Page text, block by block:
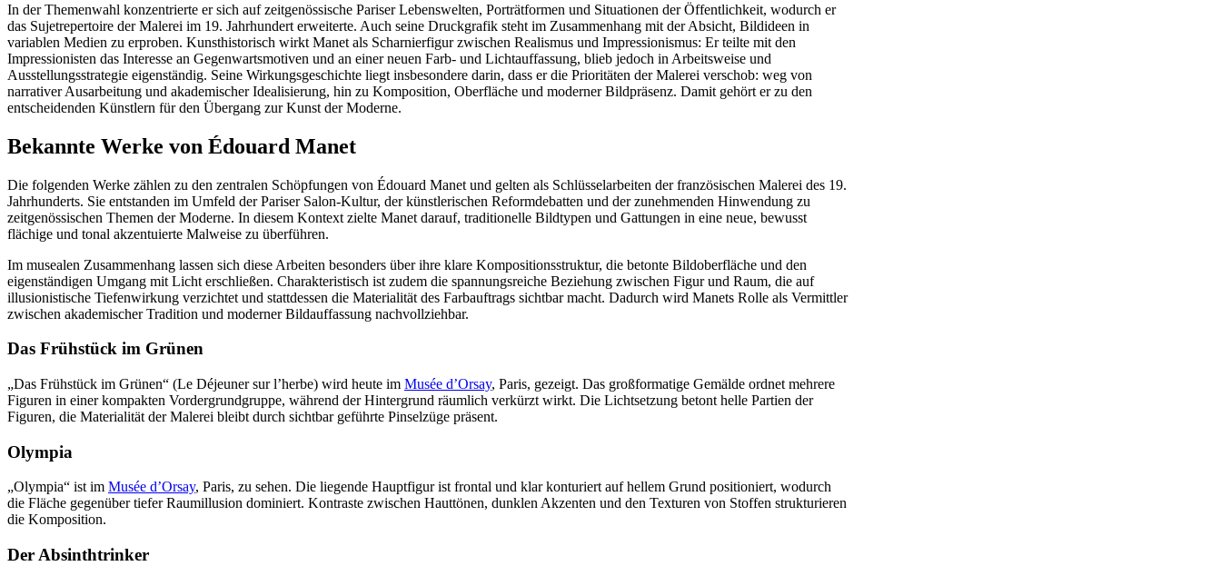
In der Themenwahl konzentrierte er sich auf zeitgenössische Pariser Lebenswelten, Porträtformen und Situationen der Öffentlichkeit, wodurch er
das Sujetrepertoire der Malerei im 19. Jahrhundert erweiterte. Auch seine Druckgrafik steht im Zusammenhang mit der Absicht, Bildideen in
variablen Medien zu erproben. Kunsthistorisch wirkt Manet als Scharnierfigur zwischen Realismus und Impressionismus: Er teilte mit den
Impressionisten das Interesse an Gegenwartsmotiven und an einer neuen Farb- und Lichtauffassung, blieb jedoch in Arbeitsweise und
Ausstellungsstrategie eigenständig. Seine Wirkungsgeschichte liegt insbesondere darin, dass er die Prioritäten der Malerei verschob: weg von
narrativer Ausarbeitung und akademischer Idealisierung, hin zu Komposition, Oberfläche und moderner Bildpräsenz. Damit gehört er zu den
entscheidenden Künstlern für den Übergang zur Kunst der Moderne.
Bekannte Werke von Édouard Manet
Die folgenden Werke zählen zu den zentralen Schöpfungen von Édouard Manet und gelten als Schlüsselarbeiten der französischen Malerei des 19.
Jahrhunderts. Sie entstanden im Umfeld der Pariser Salon-Kultur, der künstlerischen Reformdebatten und der zunehmenden Hinwendung zu
zeitgenössischen Themen der Moderne. In diesem Kontext zielte Manet darauf, traditionelle Bildtypen und Gattungen in eine neue, bewusst
flächige und tonal akzentuierte Malweise zu überführen.
Im musealen Zusammenhang lassen sich diese Arbeiten besonders über ihre klare Kompositionsstruktur, die betonte Bildoberfläche und den
eigenständigen Umgang mit Licht erschließen. Charakteristisch ist zudem die spannungsreiche Beziehung zwischen Figur und Raum, die auf
illusionistische Tiefenwirkung verzichtet und stattdessen die Materialität des Farbauftrags sichtbar macht. Dadurch wird Manets Rolle als Vermittler
zwischen akademischer Tradition und moderner Bildauffassung nachvollziehbar.
Das Frühstück im Grünen
„Das Frühstück im Grünen“ (Le Déjeuner sur l’herbe) wird heute im Musée d’Orsay, Paris, gezeigt. Das großformatige Gemälde ordnet mehrere
Figuren in einer kompakten Vordergrundgruppe, während der Hintergrund räumlich verkürzt wirkt. Die Lichtsetzung betont helle Partien der
Figuren, die Materialität der Malerei bleibt durch sichtbar geführte Pinselzüge präsent.
Olympia
„Olympia“ ist im Musée d’Orsay, Paris, zu sehen. Die liegende Hauptfigur ist frontal und klar konturiert auf hellem Grund positioniert, wodurch
die Fläche gegenüber tiefer Raumillusion dominiert. Kontraste zwischen Hauttönen, dunklen Akzenten und den Texturen von Stoffen strukturieren
die Komposition.
Der Absinthtrinker